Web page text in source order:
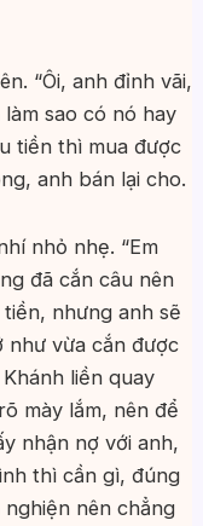
“Ôi, anh đỉnh vãi,
làm sao có nó hay
tiền thì mua được
anh bán lại cho.
nhỏ nhẹ. “Em
đã cắn câu nên
nhưng anh sẽ
như vừa cắn được
liền quay
mày lắm, nên để
nhận nợ với anh,
thì cần gì, đúng
nên chẳng